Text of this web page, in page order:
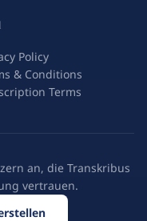
Policy
& Conditions
Terms
an, die Transkribus
vertrauen.